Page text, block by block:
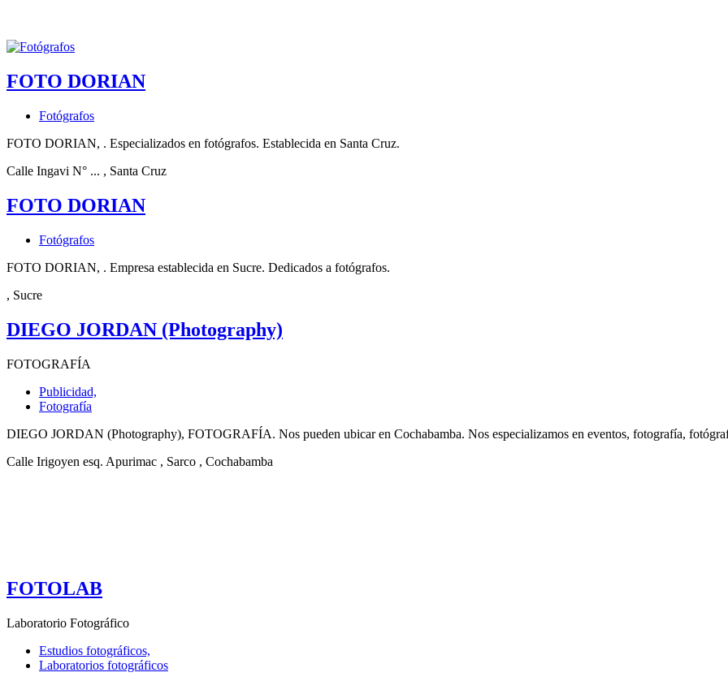
FOTO DORIAN
Fotógrafos
FOTO DORIAN, . Especializados en fotógrafos. Establecida en Santa Cruz.
Calle Ingavi N° ... , Santa Cruz
FOTO DORIAN
Fotógrafos
FOTO DORIAN, . Empresa establecida en Sucre. Dedicados a fotógrafos.
, Sucre
DIEGO JORDAN (Photography)
FOTOGRAFÍA
Publicidad,
Fotografía
DIEGO JORDAN (Photography), FOTOGRAFÍA. Nos pueden ubicar en Cochabamba. Nos especializamos en eventos, fotografía,
Calle Irigoyen esq. Apurimac , Sarco , Cochabamba
FOTOLAB
Laboratorio Fotográfico
Estudios fotográficos,
Laboratorios fotográficos